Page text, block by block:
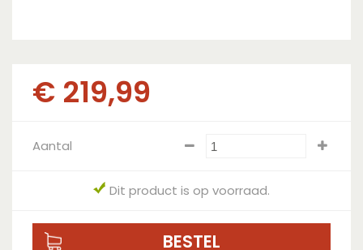
€ 219,99
Aantal
Dit product is op voorraad.